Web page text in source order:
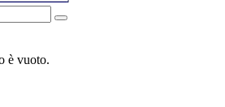
è vuoto.